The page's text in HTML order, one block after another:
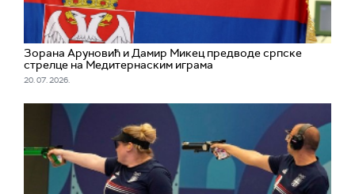
Зорана Аруновић и Дамир Микец предводе српске
стрелце на Медитернаским играма
20. 07. 2026.